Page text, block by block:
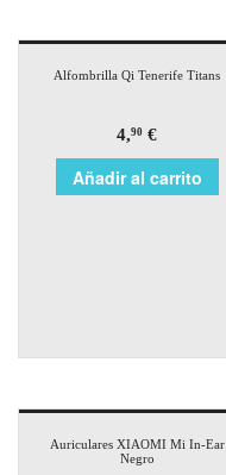
Alfombrilla Qi Tenerife Titans
4,90 €
Añadir al carrito
Auriculares XIAOMI Mi In-Ear
Negro